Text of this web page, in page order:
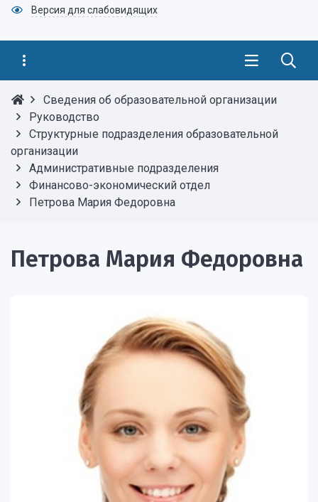
Версия для слабовидящих
Сведения об образовательной организации
Руководство
Структурные подразделения образовательной
организации
Административные подразделения
Финансово-экономический отдел
Петрова Мария Федоровна
Петрова Мария Федоровна